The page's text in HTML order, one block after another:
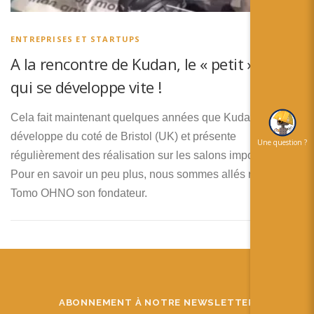
Español
ENTREPRISES ET STARTUPS
A la rencontre de Kudan, le « petit » SDK
qui se développe vite !
Cela fait maintenant quelques années que Kudan se
développe du coté de Bristol (UK) et présente
régulièrement des réalisation sur les salons importants.
Pour en savoir un peu plus, nous sommes allés rencontrer
Tomo OHNO son fondateur.
ABONNEMENT À NOTRE NEWSLETTER
Une question ?